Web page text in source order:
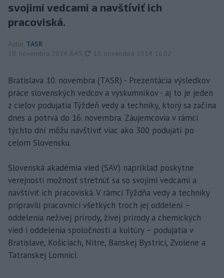
svojimi vedcami a navštíviť ich
pracoviská.
Autor TASR
10. novembra 2014 8:45
aktualizované
10. novembra 2014 16:02
Bratislava 10. novembra (TASR) - Prezentácia výsledkov
práce slovenských vedcov a výskumníkov - aj to je jeden
z cieľov podujatia Týždeň vedy a techniky, ktorý sa začína
dnes a potrvá do 16. novembra. Záujemcovia v rámci
týchto dní môžu navštíviť viac ako 300 podujatí po
celom Slovensku.
Slovenská akadémia vied (SAV) napríklad poskytne
verejnosti možnosť stretnúť sa so svojimi vedcami a
navštíviť ich pracoviská. V rámci Týždňa vedy a techniky
pripravili pracovníci všetkých troch jej oddelení –
oddelenia neživej prírody, živej prírody a chemických
vied i oddelenia spoločnosti a kultúry – podujatia v
Bratislave, Košiciach, Nitre, Banskej Bystrici, Zvolene a
Tatranskej Lomnici.